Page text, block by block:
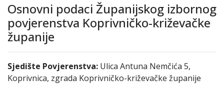
Osnovni podaci Županijskog izbornog
povjerenstva Koprivničko-križevačke
županije
Sjedište Povjerenstva: Ulica Antuna Nemčića 5,
Koprivnica, zgrada Koprivničko-križevačke županije